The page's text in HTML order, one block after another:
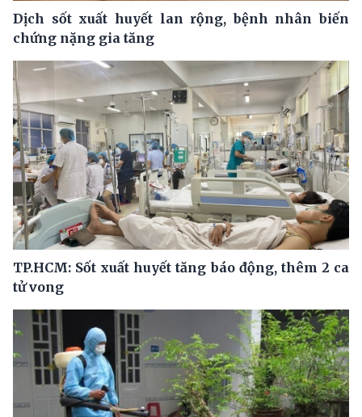
Dịch sốt xuất huyết lan rộng, bệnh nhân biến
chứng nặng gia tăng
TP.HCM: Sốt xuất huyết tăng báo động, thêm 2 ca
tử vong